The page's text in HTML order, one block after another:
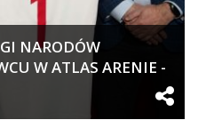
NARODÓW
W ATLAS ARENIE -
BILETÓW!